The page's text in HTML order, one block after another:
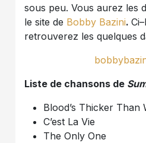
sous peu. Vous aurez les
le site de Bobby Bazini.
retrouverez les quelques
Liste de chansons de
Blood’s Thicker Than
C’est La Vie
The Only One